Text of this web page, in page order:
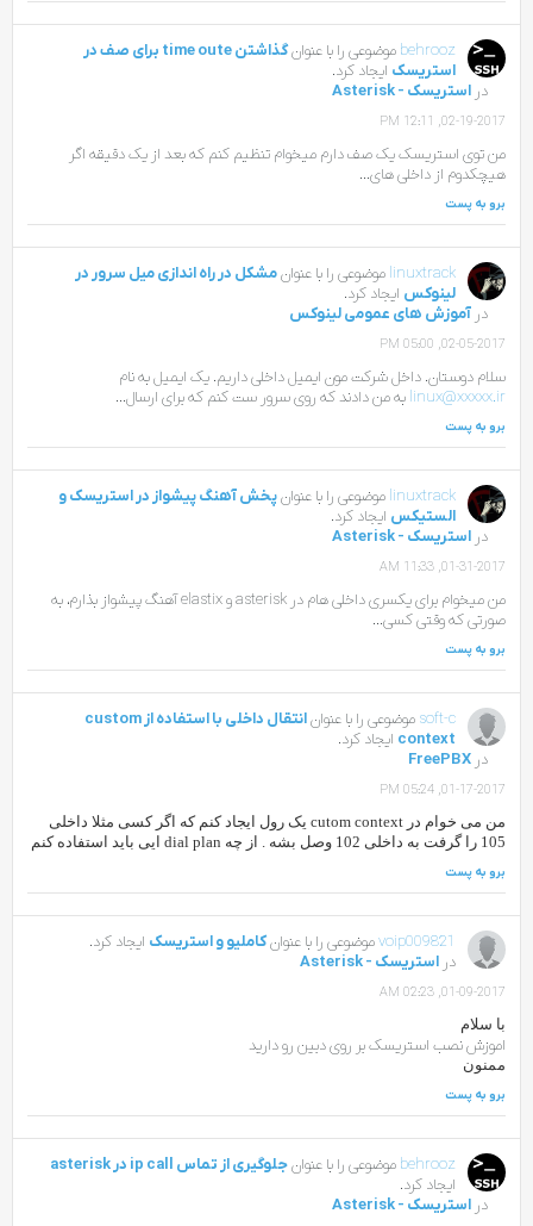
behrooz موضوعی را با عنوان
گذاشتن time oute برای صف در
استریسک ایجاد کرد.
در استریسک - Asterisk
02-19-2017, 12:11 PM
من توی استریسک یک صف دارم میخوام تنظیم کنم که بعد از یک دقیقه اگر
هیچکدوم از داخلی های...
برو به پست
linuxtrack موضوعی را با عنوانمشکل در راه اندازی میل سرور در
لینوکس ایجاد کرد.
در آموزش های عمومی لینوکس
02-05-2017, 05:00 PM
سلام دوستان. داخل شرکت مون ایمیل داخلی داریم. یک ایمیل به نام
linux@xxxxx.ir به من دادند که روی سرور ست کنم که برای ارسال...
برو به پست
linuxtrack موضوعی را با عنوانپخش آهنگ پیشواز در استریسک و
الستیکس ایجاد کرد.
در استریسک - Asterisk
01-31-2017, 11:33 AM
من میخوام برای یکسری داخلی هام در asterisk و elastix آهنگ پیشواز بذارم، به
صورتی که وقتی کسی...
برو به پست
soft-c موضوعی را با عنوان
انتقال داخلی با استفاده از custom
context ایجاد کرد.
در FreePBX
01-17-2017, 05:24 PM
من می خوام در cutom context یک رول ایجاد کنم که اگر کسی مثلا داخلی
105 را گرفت به داخلی 102 وصل بشه . از چه dial plan ایی باید استفاده کنم
برو به پست
voip009821موضوعی را با عنوانکاملیو و استریسک ایجاد کرد.
در استریسک - Asterisk
01-09-2017, 02:23 AM
با سلام
اموزش نصب استریسک بر روی دبین رو دارید
ممنون
برو به پست
behrooz موضوعی را با عنوانجلوگیری از تماس ip call در asterisk
ایجاد کرد.
در استریسک - Asterisk